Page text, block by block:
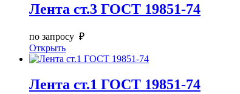
Лента ст.3 ГОСТ 19851-74
по запросу ₽
Открыть
Лента ст.1 ГОСТ 19851-74